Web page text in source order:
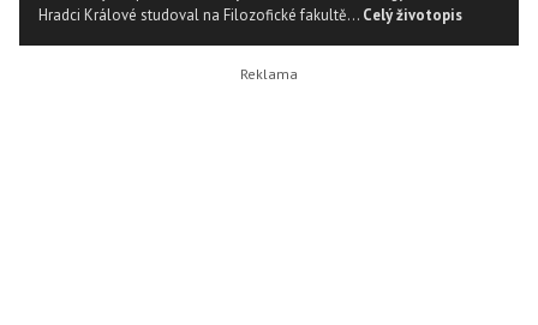
Hradci Králové studoval na Filozofické fakultě... Celý životopis